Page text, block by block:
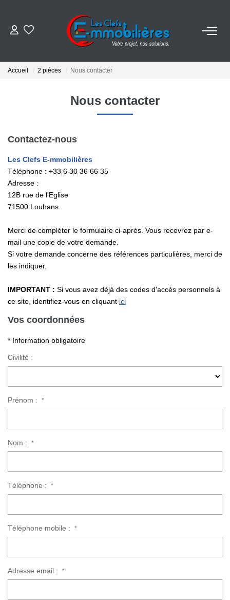
VENDRE
NOS AGENCES
Nos Actualités
Accueil 2 pièces Nous contacter
Nous contacter
Contactez-nous
Les Clefs E-mmobilières
Téléphone : +33 6 30 36 66 35
Adresse :
12B rue de l'Eglise
71500 Louhans
Merci de compléter le formulaire ci-après. Vous recevrez par e-
mail une copie de votre demande.
Si votre demande concerne des références particulières, merci de
les indiquer.
IMPORTANT : Si vous avez déjà des codes d'accés personnels à
ce site, identifiez-vous en cliquant ici
Vos coordonnées
* Information obligatoire
Civilité :
Prénom : *
Nom : *
Téléphone : *
Téléphone mobile : *
Adresse email : *